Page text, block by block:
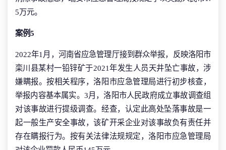
5万元。
案例5
2022年1月，河南省应急管理厅接到群众举报，反映洛阳市
栾川县某村一铅锌矿于2021年发生人员天井坠亡事故，涉
嫌瞒报。按相关程序，洛阳市应急管理局进行初步核查，
举报内容基本属实。3月，洛阳市人民政府成立事故调查组
对该事故进行提级调查。经查，认定此高处坠落事故是一
起一般生产安全事故，该矿开采企业对该事故负有责任并
存在瞒报行为。按有关法律法规规定，洛阳市应急管理局